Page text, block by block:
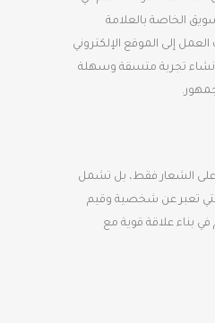
الخاصة بالعلامة
إلى الموقع الإلكتروني
تجربة متسقة وسهلة
على الشعار فقط، بل تشمل
تعبر عن شخصية وقيم
في بناء علاقة قوية مع